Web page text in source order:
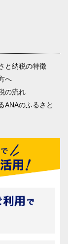
と納税の特徴
へ
の流れ
ANAのふるさと